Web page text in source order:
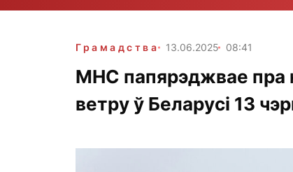
Грамадства 13.06.2025 08:41
МНС папярэджвае пра
ветру ў Беларусі 13